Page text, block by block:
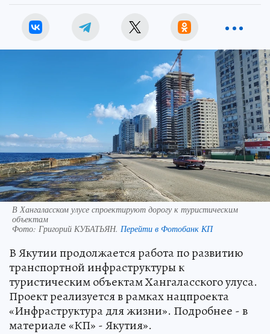
В Хангаласском улусе спроектируют дорогу к туристическим
объектам
Фото: Григорий КУБАТЬЯН. Перейти в Фотобанк КП
В Якутии продолжается работа по развитию
транспортной инфраструктуры к
туристическим объектам Хангаласского улуса.
Проект реализуется в рамках нацпроекта
«Инфраструктура для жизни». Подробнее - в
материале «КП» - Якутия».